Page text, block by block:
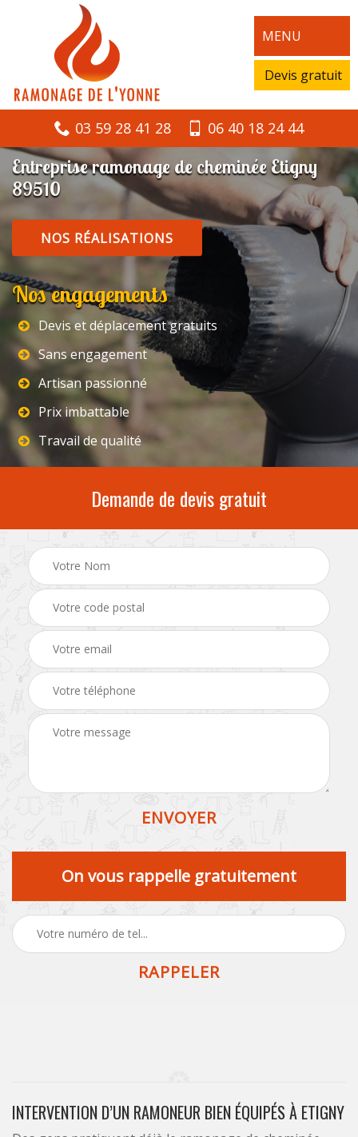
MENU
Devis gratuit
03 59 28 41 28 06 40 18 24 44
Entreprise ramonage de cheminée Etigny
89510
NOS RÉALISATIONS
Nos engagements
Devis et déplacement gratuits
Sans engagement
Artisan passionné
Prix imbattable
Travail de qualité
Demande de devis gratuit
On vous rappelle gratuitement
INTERVENTION D’UN RAMONEUR BIEN ÉQUIPÉS À ETIGNY